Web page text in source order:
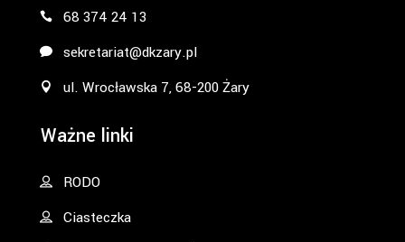
68 374 24 13
sekretariat@dkzary.pl
ul. Wrocławska 7, 68-200 Żary
Ważne linki
RODO
Ciasteczka